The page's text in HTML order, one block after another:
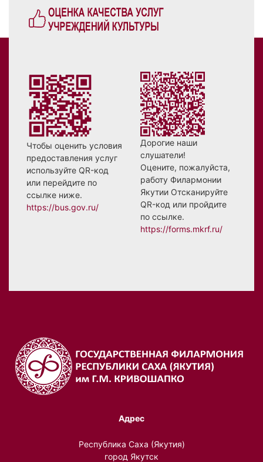
Чтобы оценить условия
предоставления услуг
используйте QR-код
или перейдите по
ссылке ниже.
https://bus.gov.ru/
Дорогие наши
слушатели!
Оцените, пожалуйста,
работу Филармонии
Якутии Отсканируйте
QR-код или пройдите
по ссылке.
https://forms.mkrf.ru/
Адрес
Республика Саха (Якутия)
город Якутск